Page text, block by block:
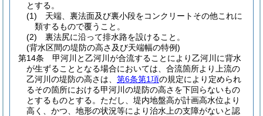
とする。
(1)
天端、裏法面及び裏小段をコンクリートその他これに
類するもので覆うこと。
(2)
裏法尻に沿って排水路を設けること。
(背水区間の堤防の高さ及び天端幅の特例)
第14条
甲河川と乙河川が合流することにより乙河川に背水
が生ずることとなる場合においては、合流箇所より上流の
乙河川の堤防の高さは、 第6条第1項の規定により定められ
るその箇所における甲河川の堤防の高さを下回らないもの
とするものとする。 ただし、堤内地盤高が計画高水位より
高く、かつ、地形の状況等により治水上の支障がないと認